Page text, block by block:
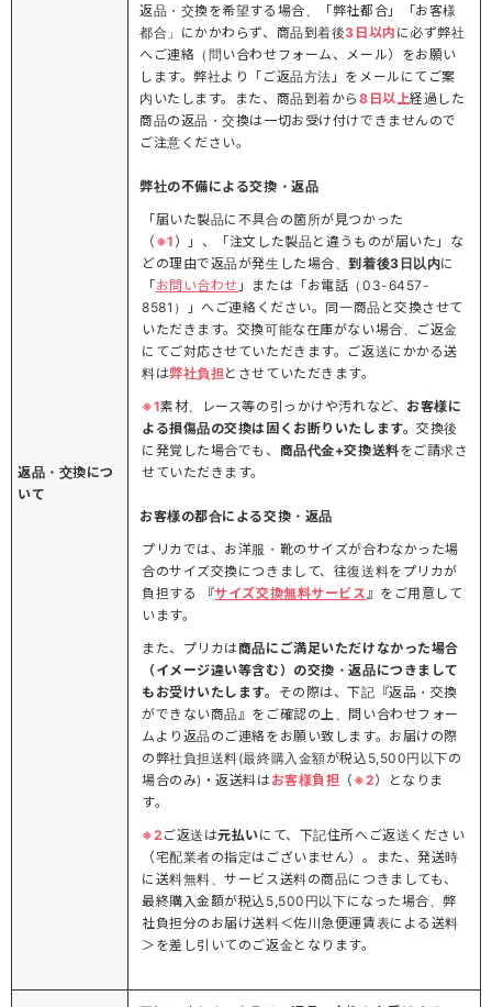
返品・交換につ
いて
返品・交換を希望する場合、「弊社都合」「お客様
都合」にかかわらず、商品到着後3日以内 に必ず弊社
へご連絡（問い合わせフォーム、メール）をお願い
します。弊社より「ご返品方法」をメールにてご案
内いたします。また、商品到着から 8日以上経過した
商品の返品・交換は一切お受け付けできませんので
ご注意ください。
弊社の不備による交換・返品
「届いた製品に不具合の箇所が見つかった
（ ※1 ）」、「注文した製品と違うものが届いた」な
どの理由で返品が発生した場合、 到着後3日以内に
「お問い合わせ 」または「お電話（03-6457-
8581）」へご連絡ください。同一商品と交換させて
いただきます。交換可能な在庫がない場合、ご返金
にてご対応させていただきます。ご返送にかかる送
料は弊社負担 とさせていただきます。
※1素材、レース等の引っかけや汚れなど、 お客様に
よる損傷品の交換は固くお断りいたします。交換後
に発覚した場合でも、 商品代金+交換送料をご請求さ
せていただきます。
お客様の都合による交換・返品
プリカでは、お洋服・靴のサイズが合わなかった場
合のサイズ交換につきまして、往復送料をプリカが
負担する 『サイズ交換無料サービス 』をご用意して
います。
また、プリカは商品にご満足いただけなかった場合
（イメージ違い等含む）の交換・返品につきまして
もお受けいたします。 その際は、下記『返品・交換
ができない商品』をご確認の上、問い合わせフォー
ムより返品のご連絡をお願い致します。お届けの際
の弊社負担送料(最終購入金額が税込5,500円以下の
場合のみ)・返送料はお客様負担 （ ※2）となりま
す。
※2 ご返送は元払いにて、下記住所へご返送ください
（宅配業者の指定はございません）。また、発送時
に送料無料、サービス送料の商品につきましても、
最終購入金額が税込5,500円以下になった場合、弊
社負担分のお届け送料＜佐川急便運賃表による送料
＞を差し引いてのご返金となります。